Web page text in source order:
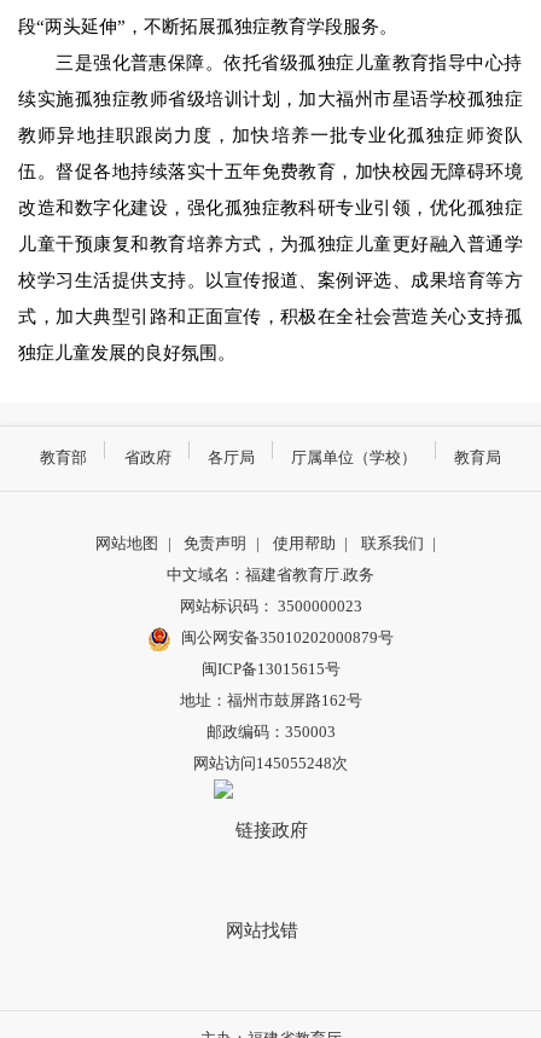
段“两头延伸”，不断拓展孤独症教育学段服务。
三是强化普惠保障。依托省级孤独症儿童教育指导中心持
续实施孤独症教师省级培训计划，加大福州市星语学校孤独症
教师异地挂职跟岗力度，加快培养一批专业化孤独症师资队
伍。督促各地持续落实十五年免费教育，加快校园无障碍环境
改造和数字化建设，强化孤独症教科研专业引领，优化孤独症
儿童干预康复和教育培养方式，为孤独症儿童更好融入普通学
校学习生活提供支持。以宣传报道、案例评选、成果培育等方
式，加大典型引路和正面宣传，积极在全社会营造关心支持孤
独症儿童发展的良好氛围。
教育部 省政府 各厅局 厅属单位（学校） 教育局
网站地图 | 免责声明 | 使用帮助 | 联系我们 |
中文域名：福建省教育厅.政务
网站标识码： 3500000023
闽公网安备35010202000879号
闽ICP备13015615号
地址：福州市鼓屏路162号
邮政编码：350003
网站访问145055248次